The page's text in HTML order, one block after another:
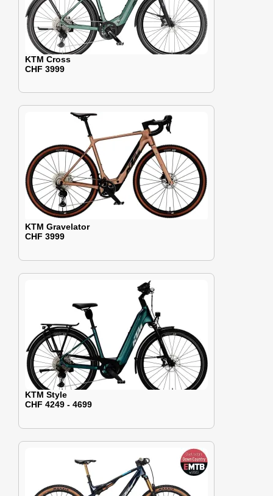
KTM Cross
CHF 3999
KTM Gravelator
CHF 3999
KTM Style
CHF 4249 - 4699